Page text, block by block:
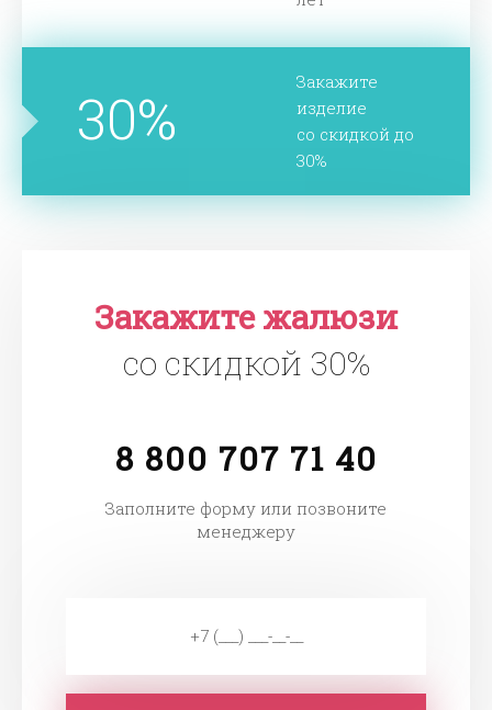
30%
Закажите
изделие
со скидкой до
30%
Закажите жалюзи
со скидкой 30%
8 800 707 71 40
Заполните форму или позвоните
менеджеру